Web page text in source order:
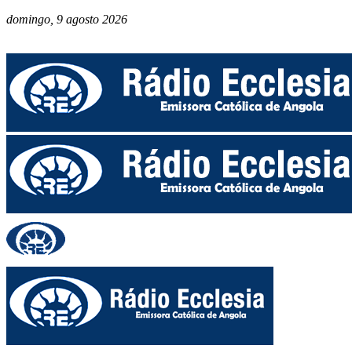
domingo, 9 agosto 2026